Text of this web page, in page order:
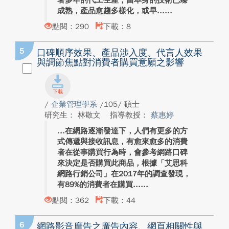
成熟，產品愈趨多樣化，或早...
點閱：290
下載：8
5
口碑順序效果、產品涉入度、代言人效果
與調節焦點對消費者購買意願之影響
/ 企業管理學系 /105/ 碩士
研究生： 林敬文
指導教授： 蔡惠婷
在網路逐漸發達下，人們有更多的方
式傳遞與接收訊息，有愈來愈多的消費
者在從事購買行為時，會參考網路口碑
來決定是否購買此商品，根據「艾思科
網路行銷公司」在2017年的調查發現，
有89%的消費者在購買...
點閱：362
下載：44
6 網路影音廣告之廣告內容、網頁相關性與